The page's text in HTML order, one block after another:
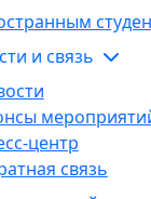
и связь
центр
связь